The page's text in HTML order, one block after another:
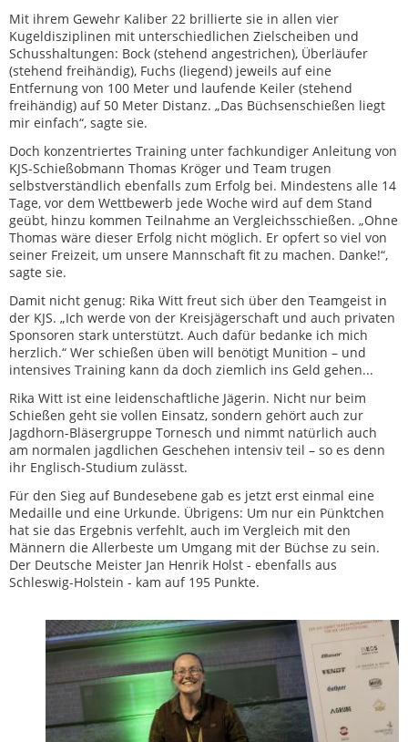
Mit ihrem Gewehr Kaliber 22 brillierte sie in allen vier
Kugeldisziplinen mit unterschiedlichen Zielscheiben und
Schusshaltungen: Bock (stehend angestrichen), Überläufer
(stehend freihändig), Fuchs (liegend) jeweils auf eine
Entfernung von 100 Meter und laufende Keiler (stehend
freihändig) auf 50 Meter Distanz. „Das Büchsenschießen liegt
mir einfach“, sagte sie.
Doch konzentriertes Training unter fachkundiger Anleitung von
KJS-Schießobmann Thomas Kröger und Team trugen
selbstverständlich ebenfalls zum Erfolg bei. Mindestens alle 14
Tage, vor dem Wettbewerb jede Woche wird auf dem Stand
geübt, hinzu kommen Teilnahme an Vergleichsschießen. „Ohne
Thomas wäre dieser Erfolg nicht möglich. Er opfert so viel von
seiner Freizeit, um unsere Mannschaft fit zu machen. Danke!“,
sagte sie.
Damit nicht genug: Rika Witt freut sich über den Teamgeist in
der KJS. „Ich werde von der Kreisjägerschaft und auch privaten
Sponsoren stark unterstützt. Auch dafür bedanke ich mich
herzlich.“ Wer schießen üben will benötigt Munition – und
intensives Training kann da doch ziemlich ins Geld gehen...
Rika Witt ist eine leidenschaftliche Jägerin. Nicht nur beim
Schießen geht sie vollen Einsatz, sondern gehört auch zur
Jagdhorn-Bläsergruppe Tornesch und nimmt natürlich auch
am normalen jagdlichen Geschehen intensiv teil – so es denn
ihr Englisch-Studium zulässt.
Für den Sieg auf Bundesebene gab es jetzt erst einmal eine
Medaille und eine Urkunde. Übrigens: Um nur ein Pünktchen
hat sie das Ergebnis verfehlt, auch im Vergleich mit den
Männern die Allerbeste um Umgang mit der Büchse zu sein.
Der Deutsche Meister Jan Henrik Holst - ebenfalls aus
Schleswig-Holstein - kam auf 195 Punkte.